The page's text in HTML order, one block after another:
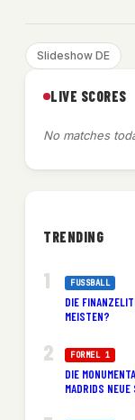
Slideshow DE
LIVE SCORES
No matches
TRENDING
FUSSBALL
DIE
EISTEN?
FORMEL 1
DIE
MADRIDS